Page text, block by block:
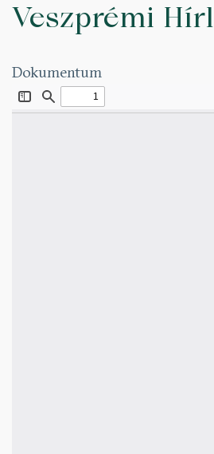
tartalomra
Veszprémi
Dokumentum